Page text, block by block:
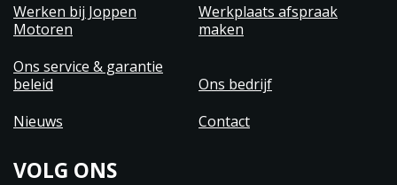
Werken bij Joppen
Motoren
Werkplaats afspraak
maken
Ons service & garantie
beleid
Ons bedrijf
Nieuws
Contact
VOLG ONS